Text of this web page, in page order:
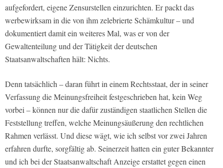
aufgefordert, eigene Zensurstellen einzurichten. Er packt das
werbewirksam in die von ihm zelebrierte Schämkultur – und
dokumentiert damit ein weiteres Mal, was er von der
Gewaltenteilung und der Tätigkeit der deutschen
Staatsanwaltschaften hält: Nichts.
Denn tatsächlich – daran führt in einem Rechtsstaat, der in seiner
Verfassung die Meinungsfreiheit festgeschrieben hat, kein Weg
vorbei – können nur die dafür zuständigen staatlichen Stellen die
Feststellung treffen, welche Meinungsäußerung den rechtlichen
Rahmen verlässt. Und diese wägt, wie ich selbst vor zwei Jahren
erfahren durfte, sorgfältig ab. Seinerzeit hatten ein guter Bekannter
und ich bei der Staatsanwaltschaft Anzeige erstattet gegen einen